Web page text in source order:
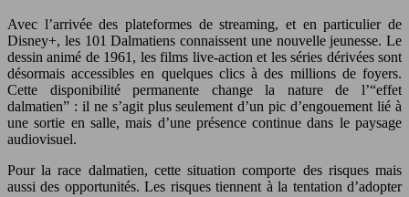
Avec l’arrivée des plateformes de streaming, et en particulier de
Disney+, les 101 Dalmatiens connaissent une nouvelle jeunesse. Le
dessin animé de 1961, les films live-action et les séries dérivées sont
désormais accessibles en quelques clics à des millions de foyers.
Cette disponibilité permanente change la nature de l’“effet
dalmatien” : il ne s’agit plus seulement d’un pic d’engouement lié à
une sortie en salle, mais d’une présence continue dans le paysage
audiovisuel.
Pour la race dalmatien, cette situation comporte des risques mais
aussi des opportunités. Les risques tiennent à la tentation d’adopter